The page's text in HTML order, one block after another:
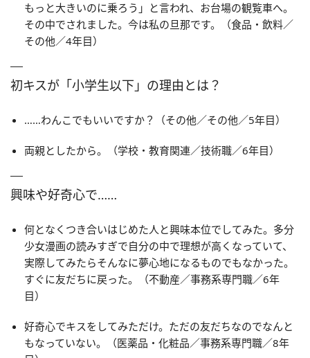
もっと大きいのに乗ろう」と言われ、お台場の観覧車へ。
その中でされました。今は私の旦那です。（食品・飲料／
その他／4年目）
初キスが「小学生以下」の理由とは？
……わんこでもいいですか？（その他／その他／5年目）
両親としたから。（学校・教育関連／技術職／6年目）
興味や好奇心で……
何となくつき合いはじめた人と興味本位でしてみた。多分
少女漫画の読みすぎで自分の中で理想が高くなっていて、
実際してみたらそんなに夢心地になるものでもなかった。
すぐに友だちに戻った。（不動産／事務系専門職／6年
目）
好奇心でキスをしてみただけ。ただの友だちなのでなんと
もなっていない。（医薬品・化粧品／事務系専門職／8年